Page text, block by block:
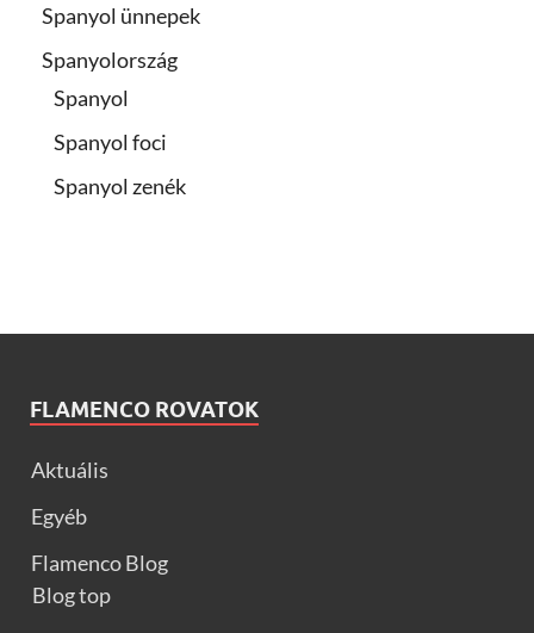
Spanyol ünnepek
Spanyolország
Spanyol
Spanyol foci
Spanyol zenék
FLAMENCO ROVATOK
Aktuális
Egyéb
Flamenco Blog
Blog top